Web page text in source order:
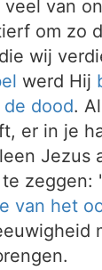
van
om zo
wij
werd Hij
dood.
er in je
Jezus
zeggen: "
van het